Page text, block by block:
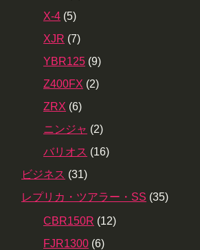
X-4 (5)
XJR (7)
YBR125 (9)
Z400FX (2)
ZRX (6)
ニンジャ (2)
バリオス (16)
ビジネス (31)
レプリカ・ツアラー・SS (35)
CBR150R (12)
FJR1300 (6)